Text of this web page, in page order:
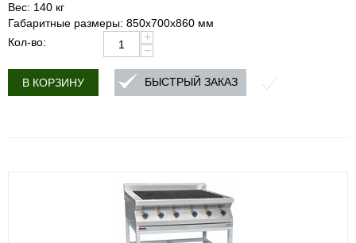
Вес: 140 кг
Габаритные размеры: 850х700х860 мм
Кол-во:
+
−
В КОРЗИНУ БЫСТРЫЙ ЗАКАЗ